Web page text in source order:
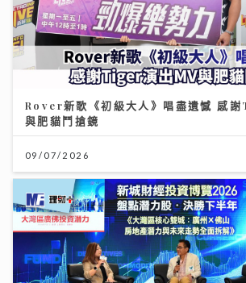
Rover新歌《初級大人》唱盡遺憾 感
與肥貓鬥搶鏡
09/07/2026